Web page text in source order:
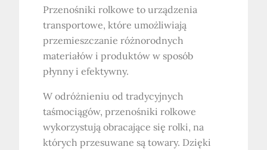
Przenośniki rolkowe to urządzenia
transportowe, które umożliwiają
przemieszczanie różnorodnych
materiałów i produktów w sposób
płynny i efektywny.
W odróżnieniu od tradycyjnych
taśmociągów, przenośniki rolkowe
wykorzystują obracające się rolki, na
których przesuwane są towary. Dzięki